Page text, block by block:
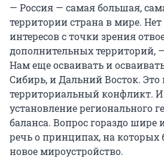
— Россия — самая большая,
территории страна в мире.
интересов с точки зрения
дополнительных территорий,
Нам еще осваивать и
Сибирь, и Дальний Восток. Это
территориальный конфликт.
установление регионального
баланса. Вопрос гораздо шире
речь о принципах, на которых
новое мироустройство.